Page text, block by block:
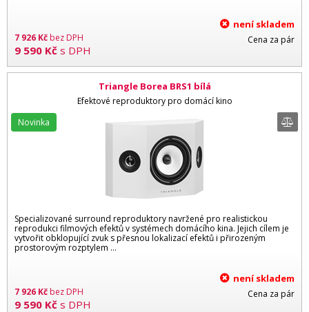
7 926 Kčbez DPH
9 590 Kč s DPH
není skladem
Cena za pár
Triangle Borea BRS1 bílá
Efektové reproduktory pro domácí kino
Specializované surround reproduktory navržené pro realistickou
reprodukci filmových efektů v systémech domácího kina. Jejich cílem je
vytvořit obklopující zvuk s přesnou lokalizací efektů i přirozeným
prostorovým rozptylem …
7 926 Kčbez DPH
9 590 Kč s DPH
Novinka
není skladem
Cena za pár